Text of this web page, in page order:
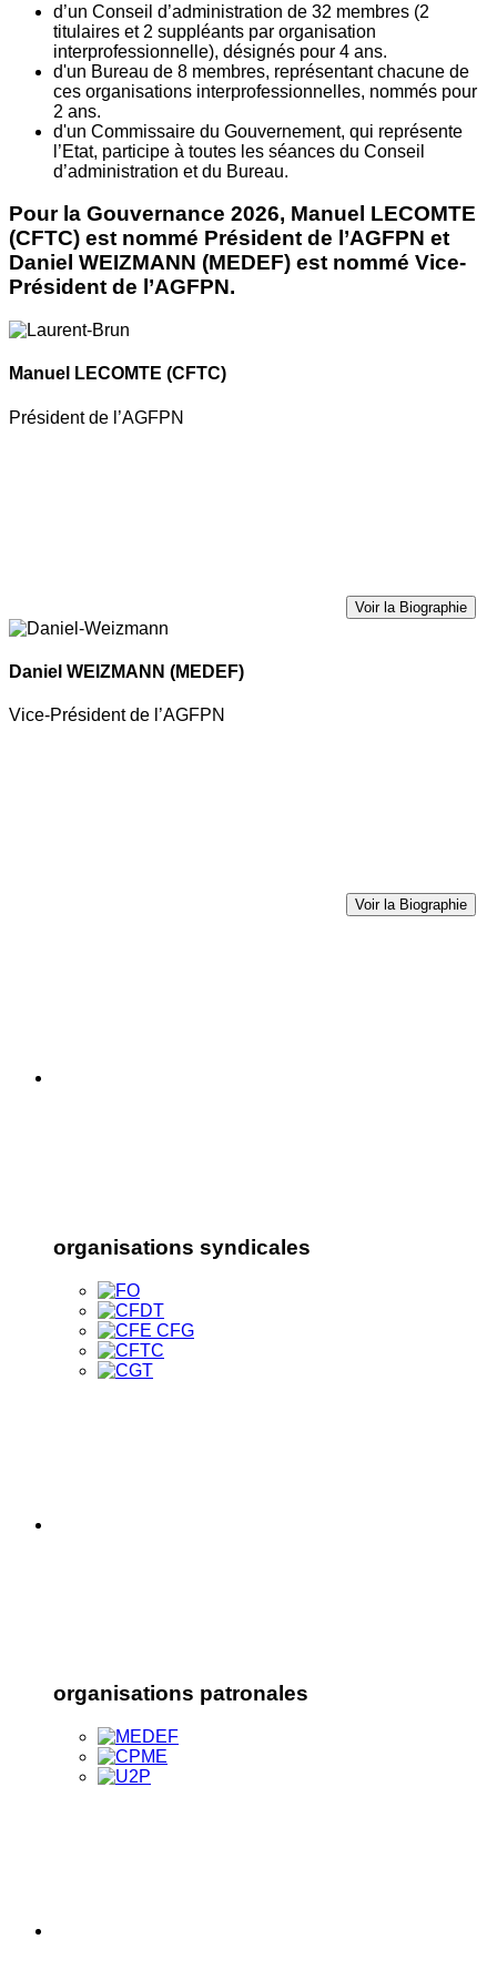
d’un Conseil d’administration de 32 membres (2
titulaires et 2 suppléants par organisation
interprofessionnelle), désignés pour 4 ans.
d'un Bureau de 8 membres, représentant chacune de
ces organisations interprofessionnelles, nommés pour
2 ans.
d'un Commissaire du Gouvernement, qui représente
l’Etat, participe à toutes les séances du Conseil
d’administration et du Bureau.
Pour la Gouvernance 2026, Manuel LECOMTE
(CFTC) est nommé Président de l’AGFPN et
Daniel WEIZMANN (MEDEF) est nommé Vice-
Président de l’AGFPN.
Manuel LECOMTE (CFTC)
Président de l’AGFPN
Voir la Biographie
Daniel WEIZMANN (MEDEF)
Vice-Président de l’AGFPN
Voir la Biographie
organisations syndicales
organisations patronales